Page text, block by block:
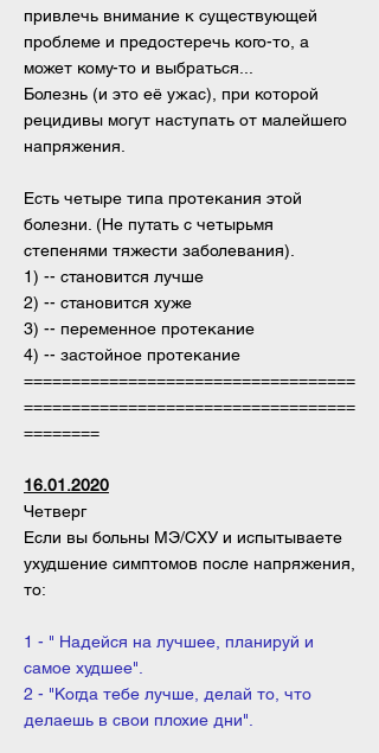
привлечь внимание к существующей
проблеме и предостеречь кого-то, а
может кому-то и выбраться...
Болезнь (и это её ужас), при которой
рецидивы могут наступать от малейшего
напряжения.
Есть четыре типа протекания этой
болезни. (Не путать с четырьмя
степенями тяжести заболевания).
1) -- становится лучше
2) -- становится хуже
3) -- переменное протекание
4) -- застойное протекание
===================================
===================================
========
16.01.2020
Четверг
Если вы больны МЭ/СХУ и испытываете
ухудшение симптомов после напряжения,
то:
1 - " Надейся на лучшее, планируй и
самое худшее".
2 - "Когда тебе лучше, делай то, что
делаешь в свои плохие дни".